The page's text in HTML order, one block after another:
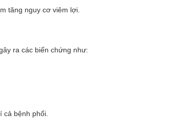
tăng nguy cơ viêm lợi.
ra các biến chứng như:
cả bệnh phổi.